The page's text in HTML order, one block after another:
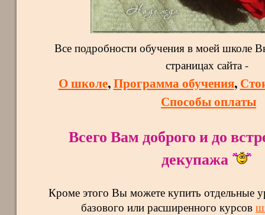
Все подробности обучения в моей школе
страницах сайта -
О школе,Программа обучения,
Способы оплаты
Всего Вам доброго и до
декупажа
Кроме этого Вы можете купить отдельные
базового или расширенного курсов